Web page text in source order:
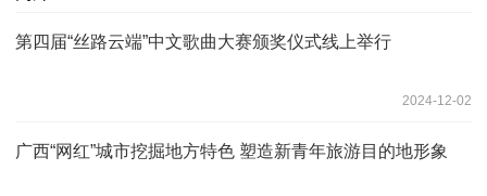
第四届“丝路云端”中文歌曲大赛颁奖仪式线上举行
2024-12-02
广西“网红”城市挖掘地方特色 塑造新青年旅游目的地形象